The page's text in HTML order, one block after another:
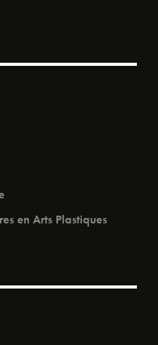
en Arts Plastiques